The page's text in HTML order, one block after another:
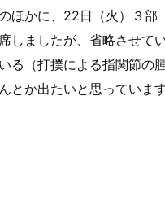
ほかに、22日（火）３部
しましたが、省略させて
る（打撲による指関節の
とか出たいと思っています